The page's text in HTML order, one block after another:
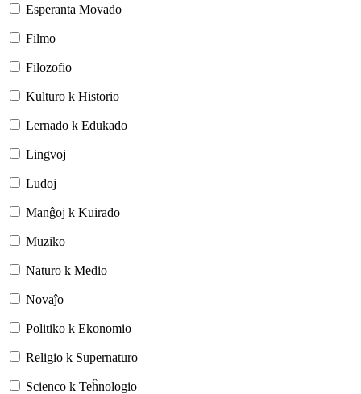
Esperanta Movado
Filmo
Filozofio
Kulturo k Historio
Lernado k Edukado
Lingvoj
Ludoj
Manĝoj k Kuirado
Muziko
Naturo k Medio
Novaĵo
Politiko k Ekonomio
Religio k Supernaturo
Scienco k Teĥnologio